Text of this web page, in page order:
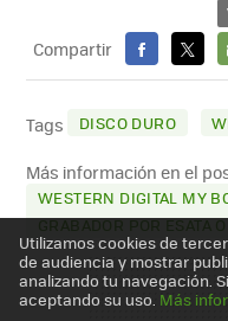
Compartir
FACEBOOK
X
Tags DISCO DURO
Más información en el
WESTERN DIGITAL MY
GRABADOR POR ESATA
Utilizamos cookies de
de audiencia y mostrar
analizando tu navegación.
aceptando su uso. Más